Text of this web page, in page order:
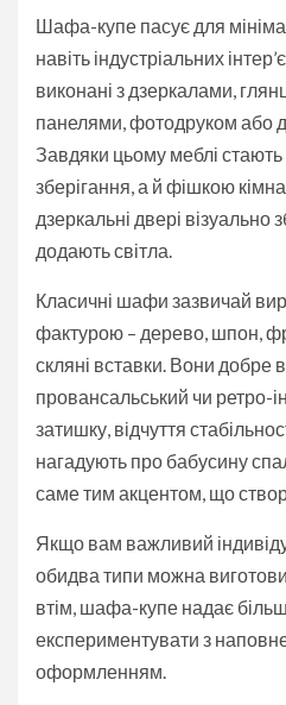
Шафа-купе пасує для
навіть індустріальних
виконані з дзеркалами,
панелями, фотодруком або
Завдяки цьому меблі
зберігання, а й фішкою
дзеркальні двері візуально
додають світла.
Класичні шафи зазвичай
фактурою – дерево, шпон,
скляні вставки. Вони добре
провансальський чи ретро-
затишку, відчуття
нагадують про бабусину
саме тим акцентом, що
Якщо вам важливий
обидва типи можна
втім, шафа-купе надає
експериментувати з
оформленням.